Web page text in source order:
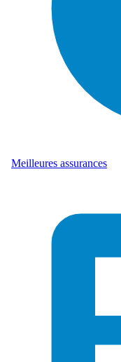
Meilleures assurances